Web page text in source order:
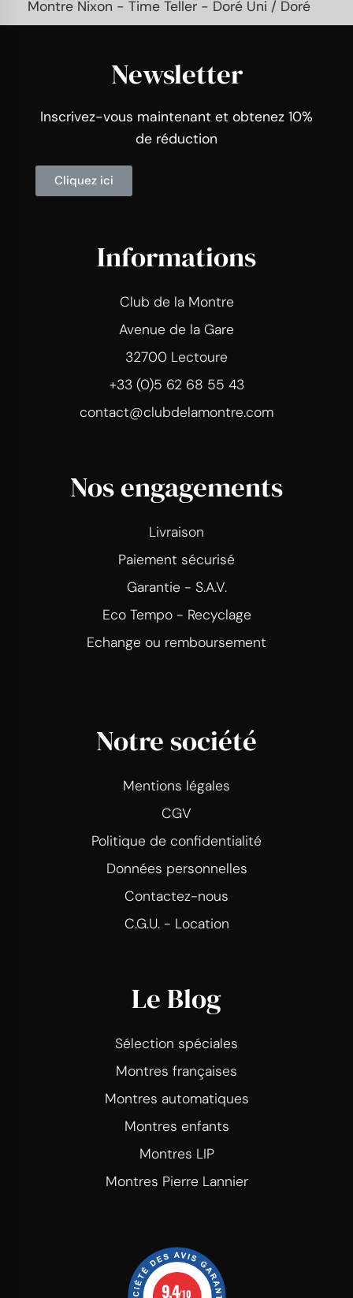
Montre Nixon - Time Teller - Doré Uni / Doré
Newsletter
Inscrivez-vous maintenant et obtenez 10%
de réduction
Cliquez ici
Informations
Club de la Montre
Avenue de la Gare
32700 Lectoure
+33 (0)5 62 68 55 43
contact@clubdelamontre.com
Nos engagements
Livraison
Paiement sécurisé
Garantie - S.A.V.
Eco Tempo - Recyclage
Echange ou remboursement
Notre société
Mentions légales
CGV
Politique de confidentialité
Données personnelles
Contactez-nous
C.G.U. - Location
Le Blog
Sélection spéciales
Montres françaises
Montres automatiques
Montres enfants
Montres LIP
Montres Pierre Lannier
9.4/10